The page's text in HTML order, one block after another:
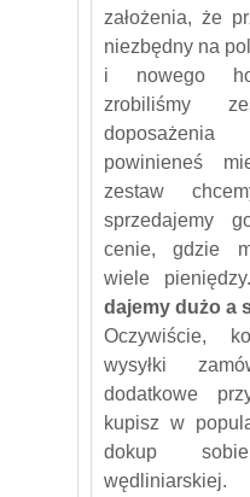
założenia, że
niezbędny na
i nowego
zrobiliśmy
powinieneś
zestaw
sprzedajemy
cenie, gdzie
wiele
dajemy dużo a
Oczywiście,
wysyłki
dodatkowe
kupisz w
dokup
wędliniarskiej.